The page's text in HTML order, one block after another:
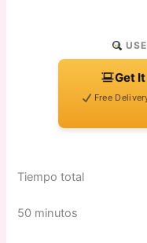
Get
Free
Tiempo total
50 minutos